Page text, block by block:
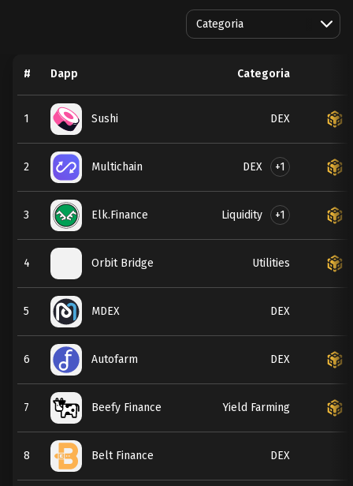
Categoria
# Dapp Categoria
1 Sushi DEX
2 Multichain DEX +1
3 Elk.Finance Liquidity +1
4 Orbit Bridge Utilities
5 MDEX DEX
6 Autofarm DEX
7 Beefy Finance Yield Farming
8 Belt Finance DEX